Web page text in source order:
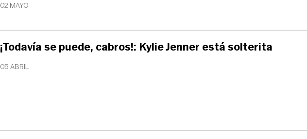
02 MAYO
05 ABRIL
¡Todavía se puede, cabros!: Kylie Jenner está solterita